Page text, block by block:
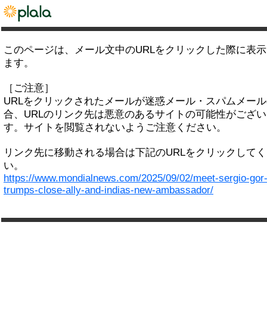
このページは、メール文中のURLをクリックした際に表
ます。
［ご注意］
URLをクリックされたメールが迷惑メール・スパムメー
合、URLのリンク先は悪意のあるサイトの可能性がござ
す。サイトを閲覧されないようご注意ください。
リンク先に移動される場合は下記のURLをクリックして
い。
https://www.mondialnews.com/2025/09/02/meet-sergio-gor-
trumps-close-ally-and-indias-new-ambassador/